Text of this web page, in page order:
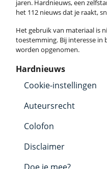
jaren. Hardnieuws, een
het 112 nieuws dat je raakt,
Het gebruik van materiaal is
toestemming. Bij interesse in
worden opgenomen.
Hardnieuws
Cookie-instellingen
Auteursrecht
Colofon
Disclaimer